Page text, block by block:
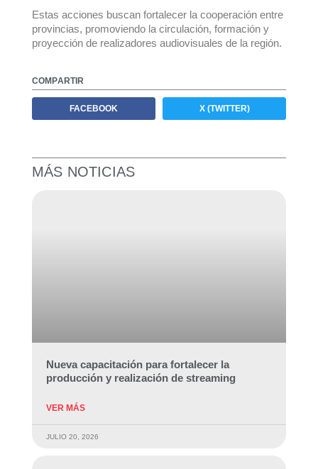
Estas acciones buscan fortalecer la cooperación entre
provincias, promoviendo la circulación, formación y
proyección de realizadores audiovisuales de la región.
COMPARTIR
FACEBOOK X (TWITTER)
MÁS NOTICIAS
Nueva capacitación para fortalecer la
producción y realización de streaming
VER MÁS
JULIO 20, 2026